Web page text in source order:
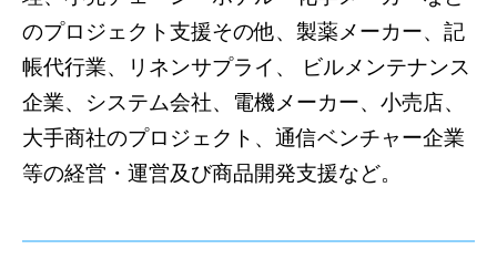
のプロジェクト支援その他、製薬メーカー、記
帳代行業、リネンサプライ、 ビルメンテナンス
企業、システム会社、電機メーカー、小売店、
大手商社のプロジェクト、通信ベンチャー企業
等の経営・運営及び商品開発支援など。